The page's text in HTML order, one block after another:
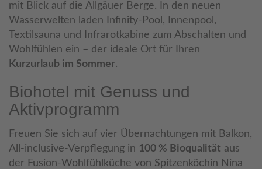
mit Blick auf die Allgäuer Berge. In den neuen
Wasserwelten laden Infinity-Pool, Innenpool,
Textilsauna und Infrarotkabine zum Abschalten und
Wohlfühlen ein – der ideale Ort für Ihren
Kurzurlaub im Sommer.
Biohotel mit Genuss und
Aktivprogramm
Freuen Sie sich auf vier Übernachtungen mit Balkon,
All-inclusive-Verpflegung in 100 % Bioqualität aus
der Fusion-Wohlfühlküche von Spitzenköchin Nina